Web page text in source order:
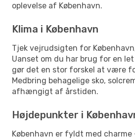
oplevelse af København.
Klima i København
Tjek vejrudsigten for
Uanset om du har brug for en
gør det en stor forskel at være
Medbring behagelige sko,
afhængigt af årstiden.
Højdepunkter i
København er fyldt med